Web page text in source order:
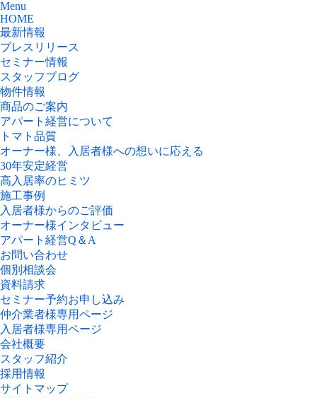
Menu
HOME
最新情報
プレスリリース
セミナー情報
スタッフブログ
物件情報
商品のご案内
アパート経営について
トマト品質
オーナー様、入居者様への想いに応える
30年安定経営
高入居率のヒミツ
施工事例
入居者様からのご評価
オーナー様インタビュー
アパート経営Q＆A
お問い合わせ
個別相談会
資料請求
セミナー予約お申し込み
仲介業者様専用ページ
入居者様専用ページ
会社概要
スタッフ紹介
採用情報
サイトマップ